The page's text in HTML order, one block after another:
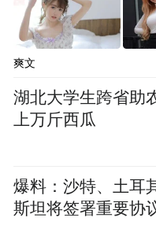
王府竹海竹海掩
爽文
湖北大学生跨省助
上万斤西瓜
爆料：沙特、土耳
斯坦将签署重要协